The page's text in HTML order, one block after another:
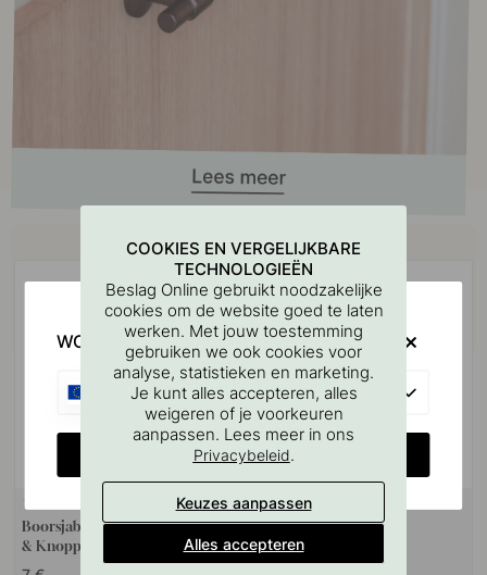
Koop samen met
Boorsjabloon voor handgrepen
& Knoppen
Knop Terra - Mat Zwart
COOKIES EN VERGELIJKBARE
TECHNOLOGIEËN
Beslag Online gebruikt noodzakelijke
cookies om de website goed te laten
werken. Met jouw toestemming
gebruiken we ook cookies voor
analyse, statistieken en marketing.
Je kunt alles accepteren, alles
weigeren of je voorkeuren
aanpassen. Lees meer in ons
Privacybeleid.
Keuzes aanpassen
Alles accepteren
WOULD YOU RATHER VISIT?
CHANGE COUNTRY